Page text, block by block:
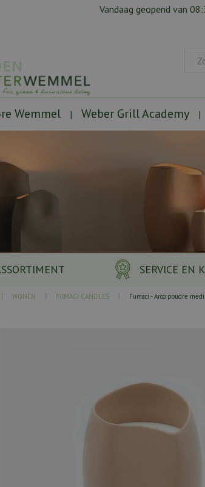
SERVICE EN
WONEN FUMACI CANDLES Fumaci - Arco poudre
Vandaag geopend van
Wemmel Weber Grill Academy